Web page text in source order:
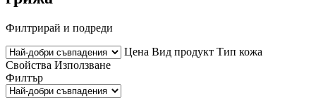
Филтрирай и подреди
Цена Вид продукт Тип кожа
Свойства Използване
Филтър